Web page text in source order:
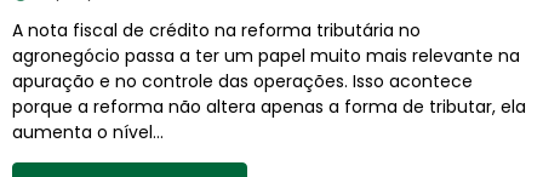
A nota fiscal de crédito na reforma tributária no
agronegócio passa a ter um papel muito mais relevante na
apuração e no controle das operações. Isso acontece
porque a reforma não altera apenas a forma de tributar, ela
aumenta o nível...